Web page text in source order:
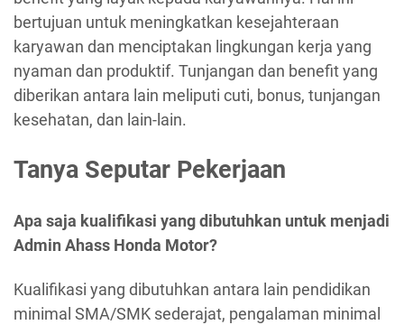
bertujuan untuk meningkatkan kesejahteraan
karyawan dan menciptakan lingkungan kerja yang
nyaman dan produktif. Tunjangan dan benefit yang
diberikan antara lain meliputi cuti, bonus, tunjangan
kesehatan, dan lain-lain.
Tanya Seputar Pekerjaan
Apa saja kualifikasi yang dibutuhkan untuk menjadi
Admin Ahass Honda Motor?
Kualifikasi yang dibutuhkan antara lain pendidikan
minimal SMA/SMK sederajat, pengalaman minimal